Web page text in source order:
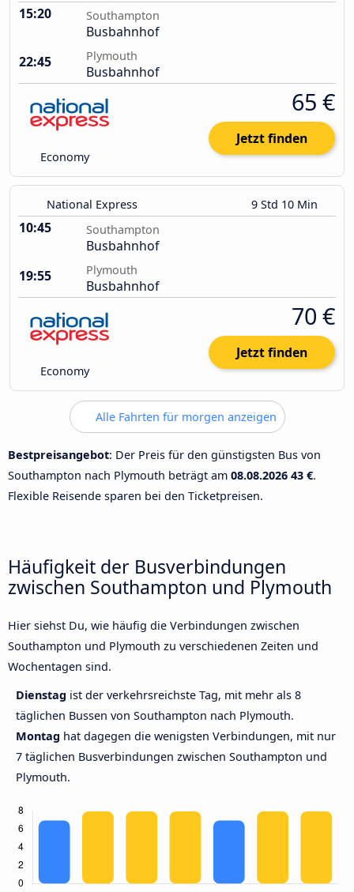
15:20 Southampton
Busbahnhof
22:45
Plymouth
Busbahnhof
Economy
65 €
Jetzt finden
National Express 9 Std 10 Min
10:45 Southampton
Busbahnhof
19:55
Plymouth
Busbahnhof
Economy
70 €
Jetzt finden
Alle Fahrten für morgen anzeigen
Bestpreisangebot: Der Preis für den günstigsten Bus von
Southampton nach Plymouth beträgt am 08.08.2026 43 €.
Flexible Reisende sparen bei den Ticketpreisen.
Häufigkeit der Busverbindungen
zwischen Southampton und Plymouth
Hier siehst Du, wie häufig die Verbindungen zwischen
Southampton und Plymouth zu verschiedenen Zeiten und
Wochentagen sind.
Dienstag ist der verkehrsreichste Tag, mit mehr als 8
täglichen Bussen von Southampton nach Plymouth.
Montag hat dagegen die wenigsten Verbindungen, mit nur
7 täglichen Busverbindungen zwischen Southampton und
Plymouth.